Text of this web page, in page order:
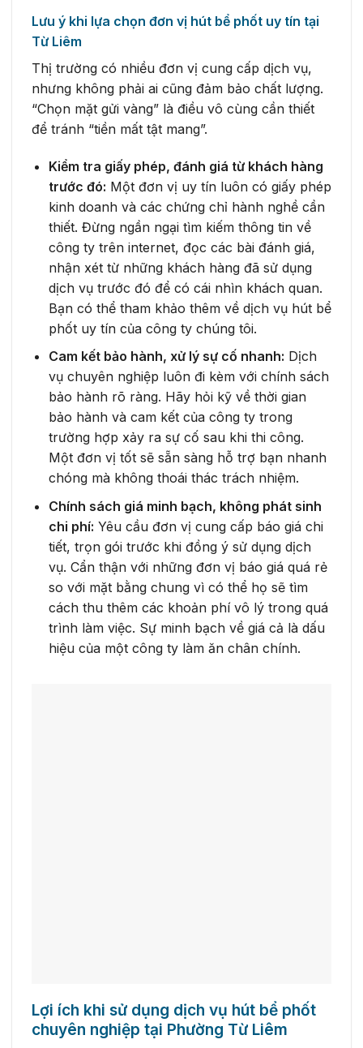
Lưu ý khi lựa chọn đơn vị hút bể phốt uy tín tại
Từ Liêm
Thị trường có nhiều đơn vị cung cấp dịch vụ,
nhưng không phải ai cũng đảm bảo chất lượng.
“Chọn mặt gửi vàng” là điều vô cùng cần thiết
để tránh “tiền mất tật mang”.
Kiểm tra giấy phép, đánh giá từ khách hàng
trước đó: Một đơn vị uy tín luôn có giấy phép
kinh doanh và các chứng chỉ hành nghề cần
thiết. Đừng ngần ngại tìm kiếm thông tin về
công ty trên internet, đọc các bài đánh giá,
nhận xét từ những khách hàng đã sử dụng
dịch vụ trước đó để có cái nhìn khách quan.
Bạn có thể tham khảo thêm về dịch vụ hút bể
phốt uy tín của công ty chúng tôi.
Cam kết bảo hành, xử lý sự cố nhanh: Dịch
vụ chuyên nghiệp luôn đi kèm với chính sách
bảo hành rõ ràng. Hãy hỏi kỹ về thời gian
bảo hành và cam kết của công ty trong
trường hợp xảy ra sự cố sau khi thi công.
Một đơn vị tốt sẽ sẵn sàng hỗ trợ bạn nhanh
chóng mà không thoái thác trách nhiệm.
Chính sách giá minh bạch, không phát sinh
chi phí: Yêu cầu đơn vị cung cấp báo giá chi
tiết, trọn gói trước khi đồng ý sử dụng dịch
vụ. Cẩn thận với những đơn vị báo giá quá rẻ
so với mặt bằng chung vì có thể họ sẽ tìm
cách thu thêm các khoản phí vô lý trong quá
trình làm việc. Sự minh bạch về giá cả là dấu
hiệu của một công ty làm ăn chân chính.
Lợi ích khi sử dụng dịch vụ hút bể phốt
chuyên nghiệp tại Phường Từ Liêm